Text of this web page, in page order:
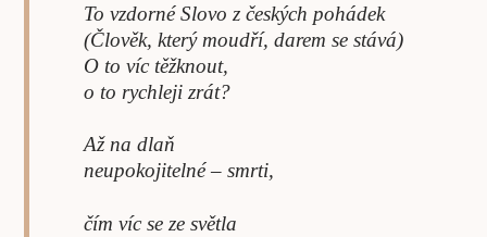
To vzdorné Slovo z českých pohádek
(Člověk, který moudří, darem se stává)
O to víc těžknout,
o to rychleji zrát?
Až na dlaň
neupokojitelné – smrti,
čím víc se ze světla